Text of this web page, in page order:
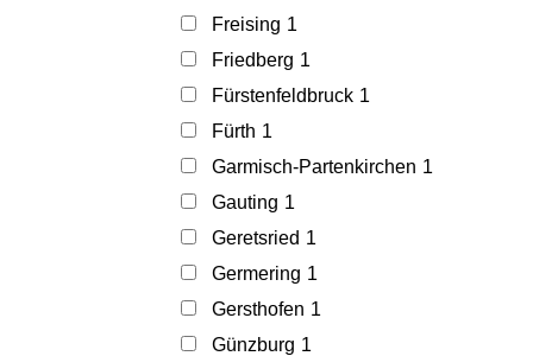
Freising 1
Friedberg 1
Fürstenfeldbruck 1
Fürth 1
Garmisch-Partenkirchen 1
Gauting 1
Geretsried 1
Germering 1
Gersthofen 1
Günzburg 1